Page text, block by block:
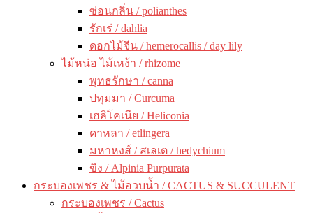
ซ่อนกลิ่น / polianthes
รักเร่ / dahlia
ดอกไม้จีน / hemerocallis / day lily
ไม้หน่อ ไม้เหง้า / rhizome
พุทธรักษา / canna
ปทุมมา / Curcuma
เฮลิโคเนีย / Heliconia
ดาหลา / etlingera
มหาหงส์ / สเลเต / hedychium
ขิง / Alpinia Purpurata
กระบองเพชร & ไม้อวบน้ำ / CACTUS & SUCCULENT
กระบองเพชร / Cactus